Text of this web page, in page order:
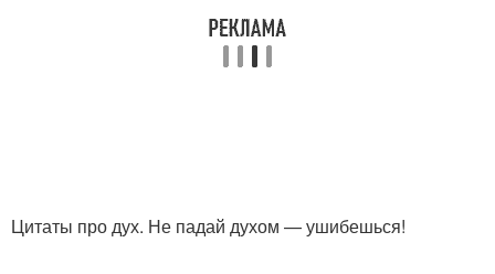
Цитаты про дух. Не падай духом — ушибешься!